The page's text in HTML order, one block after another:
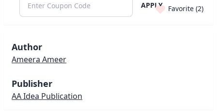
APPLY Favorite (2)
Author
Ameera Ameer
Publisher
AA Idea Publication